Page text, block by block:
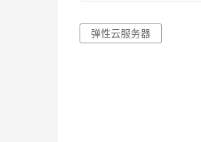
弹性云服务器